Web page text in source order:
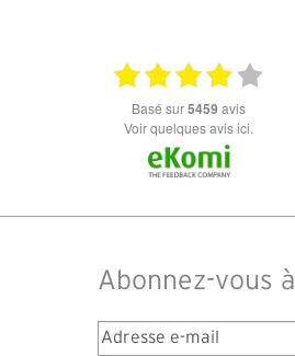
basé sur5459 avis
Voir quelques avis ici.
Super lunette merci
l'éclipse
Abonnez-vous